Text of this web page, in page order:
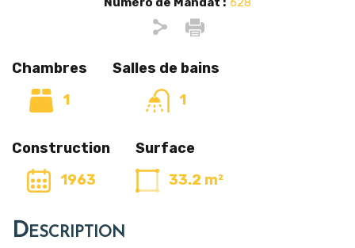
Chambres
1
Salles de bains
1
Construction
1963
Surface
33.2 m²
Description